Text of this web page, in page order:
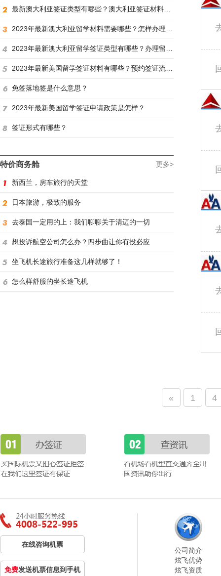
最新澳大利亚签证类型有哪些？澳大利亚签证材料有哪些？
2023年最新澳大利亚留学材料需要哪些？怎样办理留学签证？
2023年最新澳大利亚留学签证类型有哪些？办理留学签证有什么要求？
2023年最新美国留学签证材料有哪些？预约签证流程是怎样？
免签落地签是什么意思？
2023年最新美国留学签证申请政策是怎样？
签证形式有哪些？
特价商务舱 更多>
新西兰，房车旅行的天堂
日本旅游，极致的服务
去泰国一定用的上：我们聊聊关于清迈的一切
想投诉航空公司怎么办？四步曲让你有投必应
坐飞机长途旅行准备这几样就够了！
怎么样舒服的坐长途飞机
« 1 4
在线咨询机票
免费发送机票信息到手机
公司简介
炫飞优势
炫飞资质